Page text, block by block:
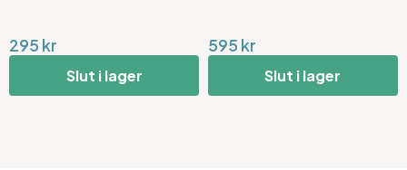
295 kr
Slut i lager
595 kr
Slut i lager